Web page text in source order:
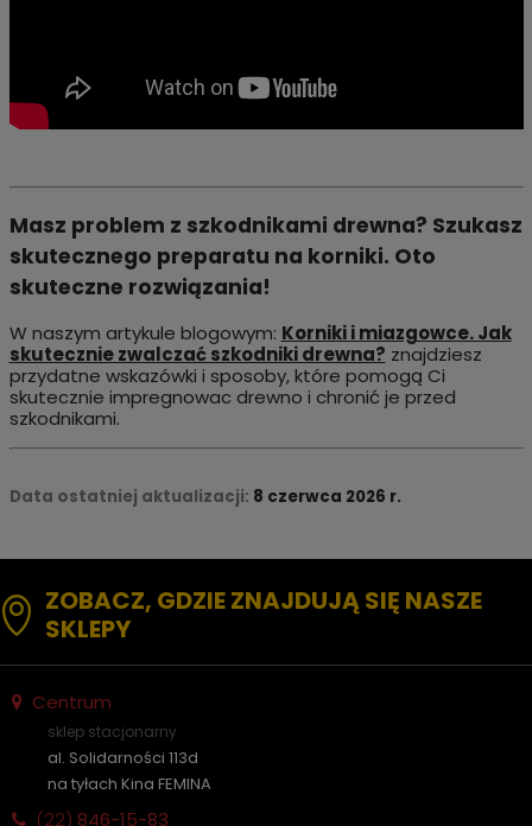
Masz problem z szkodnikami drewna? Szukasz
skutecznego preparatu na korniki. Oto
skuteczne rozwiązania!
W naszym artykule blogowym: Korniki i miazgowce. Jak
skutecznie zwalczać szkodniki drewna? znajdziesz
przydatne wskazówki i sposoby, które pomogą Ci
skutecznie impregnowac drewno i chronić je przed
szkodnikami.
Data ostatniej aktualizacji: 8 czerwca 2026 r.
ZOBACZ, GDZIE ZNAJDUJĄ SIĘ NASZE
SKLEPY
Centrum
sklep stacjonarny
al. Solidarności 113d
na tyłach Kina FEMINA
(22) 846-15-83